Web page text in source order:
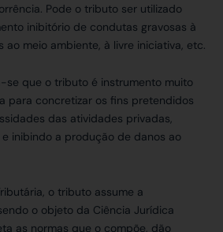
Pode o tributo ser utilizado
inibitório de condutas gravosas à
ao meio ambiente, à livre iniciativa, etc.
se que o tributo é instrumento muito
para concretizar os fins pretendidos
das atividades privadas,
inibindo a produção de danos ao
o tributo assume a
o objeto da Ciência Jurídica
as normas que o compõe, dão